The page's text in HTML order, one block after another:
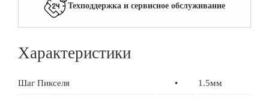
Техподдержка и сервисное обслуживание
Характеристики
Шаг Пикселя • 1.5мм